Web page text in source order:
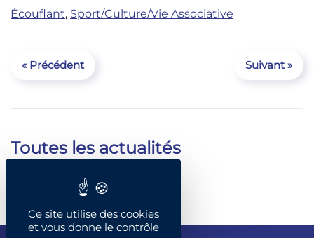
Écouflant, Sport/Culture/Vie Associative
« Précédent Suivant »
Toutes les actualités
Ce site utilise des cookies
et vous donne le contrôle